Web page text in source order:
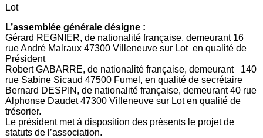
Lot
L’assemblée générale désigne :
Gérard REGNIER, de nationalité française, demeurant 16
rue André Malraux 47300 Villeneuve sur Lot en qualité de
Président
Robert GABARRE, de nationalité française, demeurant 140
rue Sabine Sicaud 47500 Fumel, en qualité de secrétaire
Bernard DESPIN, de nationalité française, demeurant 40 rue
Alphonse Daudet 47300 Villeneuve sur Lot en qualité de
trésorier.
Le président met à disposition des présents le projet de
statuts de l’association.